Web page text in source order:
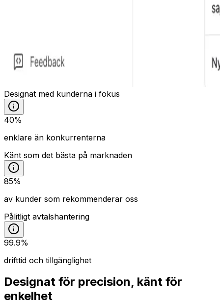
Designat med kunderna i fokus
40%
enklare än konkurrenterna
Känt som det bästa på marknaden
85%
av kunder som rekommenderar oss
Pålitligt avtalshantering
99.9%
drifttid och tillgänglighet
Designat för precision, känt för
enkelhet